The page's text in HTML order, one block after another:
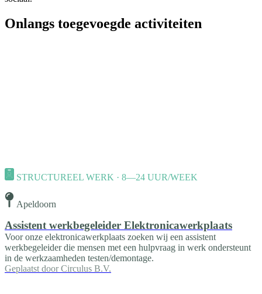
Onlangs toegevoegde activiteiten
STRUCTUREEL WERK · 8—24 UUR/WEEK
Apeldoorn
Assistent werkbegeleider Elektronicawerkplaats
Voor onze elektronicawerkplaats zoeken wij een assistent
werkbegeleider die mensen met een hulpvraag in werk ondersteunt
in de werkzaamheden testen/demontage.
Geplaatst door Circulus B.V.